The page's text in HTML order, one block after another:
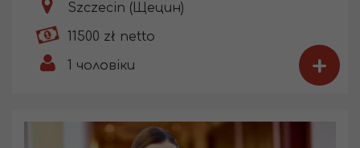
Szczecin (Щецин)
11500 zł netto
1 чоловіки +